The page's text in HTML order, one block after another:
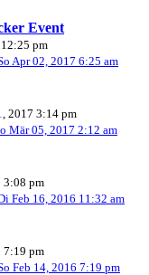
Event
pm
Apr 02, 2017 6:25 am
2017 3:14 pm
Mär 05, 2017 2:12 am
3:08 pm
Feb 16, 2016 11:32 am
7:19 pm
Feb 14, 2016 7:19 pm